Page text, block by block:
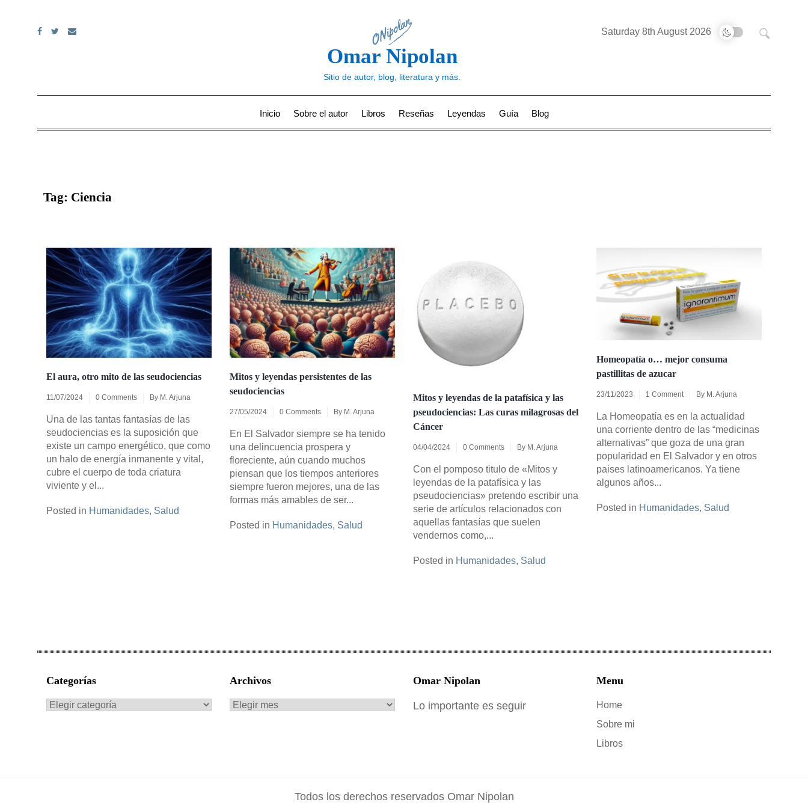
Omar Nipolan
Sitio de autor, blog, literatura y más.
Saturday 8th August 2026
Inicio Sobre el autor Libros Reseñas Leyendas Guía Blog
Tag: Ciencia
El aura, otro mito de las seudociencias
11/07/2024 0 Comments By M. Arjuna
Una de las tantas fantasías de las
seudociencias es la suposición que
existe un campo energético, que como
un halo de energía inmanente y vital,
cubre el cuerpo de toda criatura
viviente y el...
Posted in Humanidades, Salud
Mitos y leyendas persistentes de las
seudociencias
27/05/2024 0 Comments By M. Arjuna
En El Salvador siempre se ha tenido
una delincuencia prospera y
floreciente, aún cuando muchos
piensan que los tiempos anteriores
siempre fueron mejores, una de las
formas más amables de ser...
Posted in Humanidades, Salud
Mitos y leyendas de la patafísica y las
pseudociencias: Las curas milagrosas del
Cáncer
04/04/2024 0 Comments By M. Arjuna
Con el pomposo titulo de «Mitos y
leyendas de la patafísica y las
pseudociencias» pretendo escribir una
serie de artículos relacionados con
aquellas fantasías que suelen
vendernos como,...
Posted in Humanidades, Salud
Homeopatía o… mejor consuma
pastillitas de azucar
23/11/2023 1 Comment By M. Arjuna
La Homeopatía es en la actualidad
una corriente dentro de las “medicinas
alternativas” que goza de una gran
popularidad en El Salvador y en otros
paises latinoamericanos. Ya tiene
algunos años...
Posted in Humanidades, Salud
Categorías
Categorías
Archivos
Archivos
Omar Nipolan
Lo importante es seguir
Menu
Home
Sobre mi
Libros
Todos los derechos reservados Omar Nipolan